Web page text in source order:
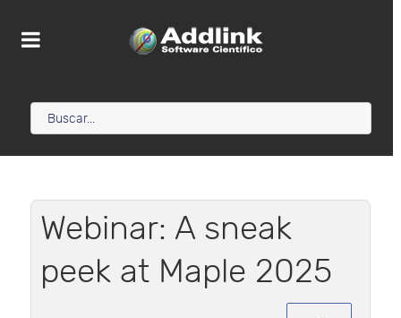
Webinar: A sneak
peek at Maple 2025